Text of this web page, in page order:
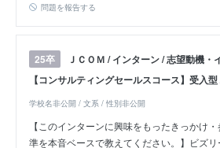
問題を報告する
25卒
ＪＣＯＭ / インターン / 志望動機
【コンサルティングセールスコース】受入
学校名非公開 / 文系 / 性別非公開
【このインターンに興味をもったきっかけ
準を本音ベースで教えてください。】ビズ